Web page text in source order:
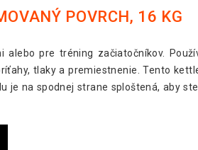
POVRCH, 16 KG
pre tréning začiatočníkov.
tlaky a premiestnenie. Tento
na spodnej strane sploštená, aby